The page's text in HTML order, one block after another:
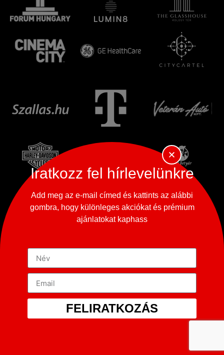
Copyright © 2023-2026
Iratkozz fel hírlevelünkre
Add meg az e-mail címed és kattints az alábbi
gombra, hogy különleges akciókat és prémium
ajánlatokat kaphass
FELIRATKOZÁS